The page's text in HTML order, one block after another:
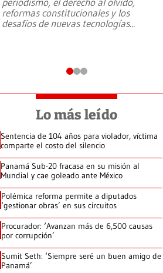
reformas constitucionales y los
desafíos de nuevas tecnologías...
Lo más leído
Sentencia de 104 años para violador, víctima
comparte el costo del silencio
Panamá Sub-20 fracasa en su misión al
Mundial y cae goleado ante México
Polémica reforma permite a diputados
‘gestionar obras’ en sus circuitos
Procurador: ‘Avanzan más de 6,500 causas
por corrupción’
Sumit Seth: ‘Siempre seré un buen amigo de
Panamá’